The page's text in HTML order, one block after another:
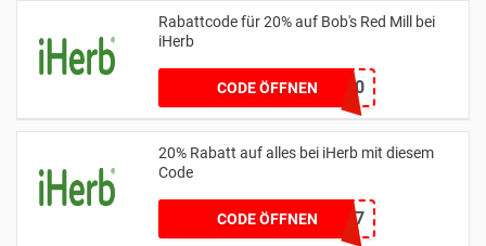
Rabattcode für 20% auf Bob's Red Mill bei
iHerb
CODE ÖFFNEN25BRM20
20% Rabatt auf alles bei iHerb mit diesem
Code
CODE ÖFFNENMIQ5057